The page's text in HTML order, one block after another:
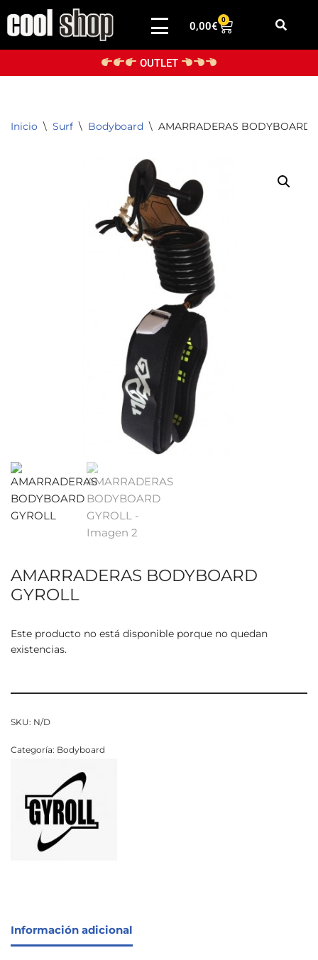
Saltar
0,00€
0
OUTLET
Inicio \ Surf \ Bodyboard \ AMARRADERAS BODYBOARD
AMARRADERAS BODYBOARD
GYROLL
Este producto no está disponible porque no quedan
existencias.
SKU: N/D
Categoría: Bodyboard
Información adicional